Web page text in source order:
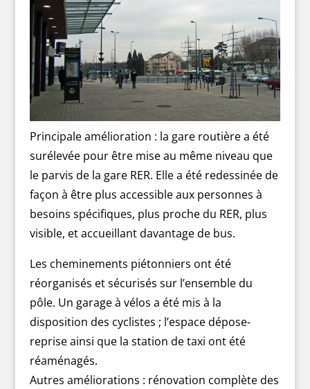
Principale amélioration : la gare routière a été
surélevée pour être mise au même niveau que
le parvis de la gare RER. Elle a été redessinée de
façon à être plus accessible aux personnes à
besoins spécifiques, plus proche du RER, plus
visible, et accueillant davantage de bus.
Les cheminements piétonniers ont été
réorganisés et sécurisés sur l’ensemble du
pôle. Un garage à vélos a été mis à la
disposition des cyclistes ; l’espace dépose-
reprise ainsi que la station de taxi ont été
réaménagés.
Autres améliorations : rénovation complète des